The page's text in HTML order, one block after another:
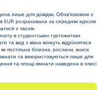
лише для довідки. Обов'язковою є
EUR розрахована за середнім курсом
з часом.
в студентських гуртожитках
та вид з вікна можуть відрізнятися
постільна білизна, рослини, книги
та використовуються лише для
та площі кімнати наведена в описі